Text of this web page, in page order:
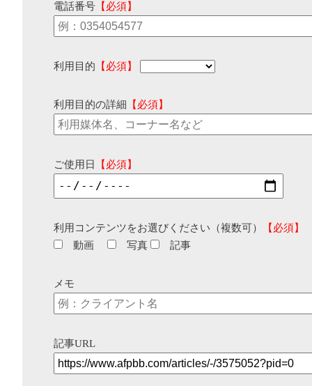
電話番号 【必須】
利用目的 【必須】
利用目的の詳細 【必須】
ご使用日 【必須】
利用コンテンツをお選びください（複数可）
【必須】
動画
写真 記事
メモ
記事URL